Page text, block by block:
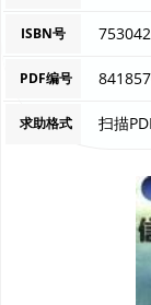
ISBN号
PDF编号
求助格式 扫描